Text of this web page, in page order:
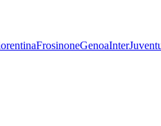
FrosinoneGenoaInter